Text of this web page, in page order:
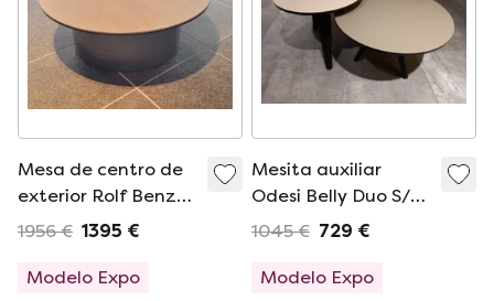
Mesa de centro de
exterior Rolf Benz
Yoko H35
1956 € 1395 €
Modelo Expo
Mesita auxiliar
Odesi Belly Duo S/2
Beige
1045 € 729 €
Modelo Expo